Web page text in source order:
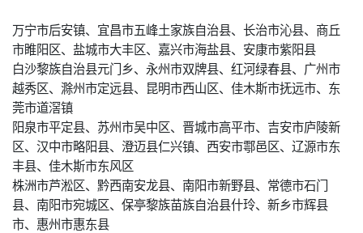
万宁市后安镇、宜昌市五峰土家族自治县、长治市沁县、商丘
市睢阳区、盐城市大丰区、嘉兴市海盐县、安康市紫阳县
白沙黎族自治县元门乡、永州市双牌县、红河绿春县、广州市
越秀区、滁州市定远县、昆明市西山区、佳木斯市抚远市、东
莞市道滘镇
阳泉市平定县、苏州市吴中区、晋城市高平市、吉安市庐陵新
区、汉中市略阳县、澄迈县仁兴镇、西安市鄠邑区、辽源市东
丰县、佳木斯市东风区
株洲市芦淞区、黔西南安龙县、南阳市新野县、常德市石门
县、南阳市宛城区、保亭黎族苗族自治县什玲、新乡市辉县
市、惠州市惠东县